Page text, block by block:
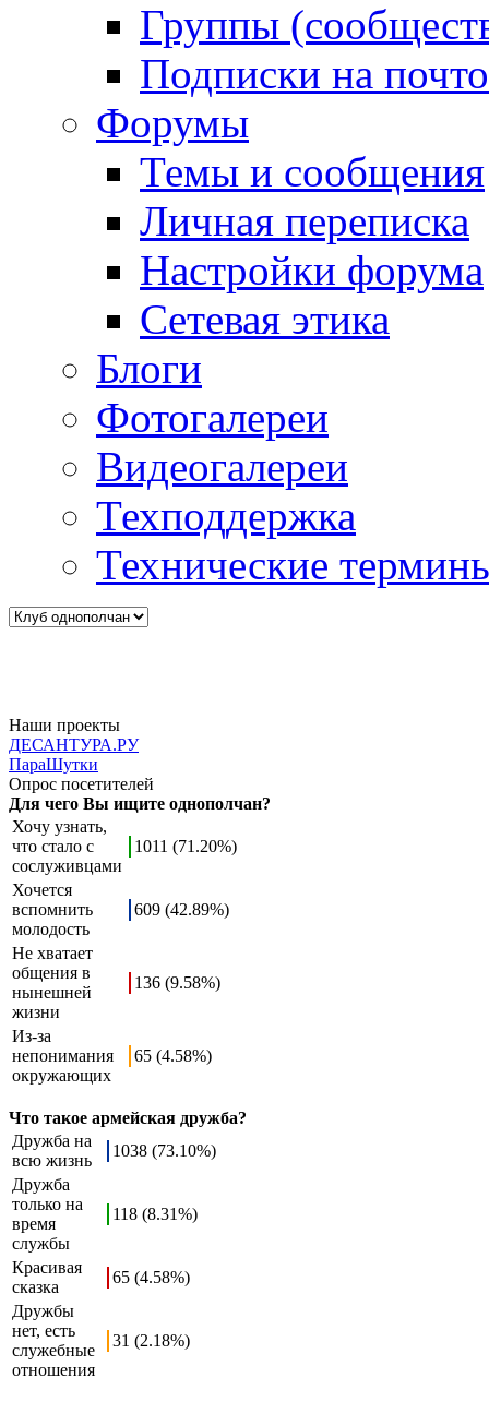
Группы
Подписки на
Форумы
Темы и сообщения
Личная переписка
Настройки форума
Сетевая этика
Блоги
Фотогалереи
Видеогалереи
Техподдержка
Технические
Наши проекты
ДЕСАНТУРА.РУ
ПараШутки
Опрос посетителей
Для чего Вы ищите однополчан?
Хочу узнать,
что стало с
сослуживцами
1011 (71.20%)
Хочется
вспомнить
молодость
609 (42.89%)
Не хватает
общения в
нынешней
жизни
136 (9.58%)
Из-за
непонимания
окружающих
65 (4.58%)
Что такое армейская дружба?
Дружба на
всю жизнь
1038 (73.10%)
Дружба
только на
время
службы
118 (8.31%)
Красивая
сказка
65 (4.58%)
Дружбы
нет, есть
служебные
отношения
31 (2.18%)